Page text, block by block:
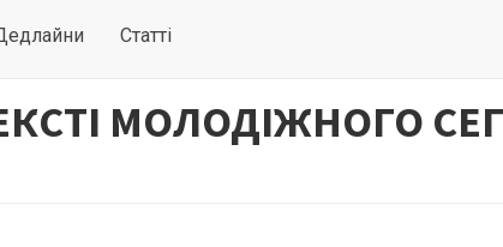
Статті
МОЛОДІЖНОГО